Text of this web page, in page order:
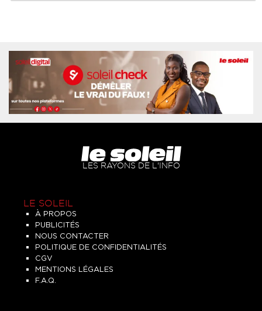
LES RAYONS DE L'INFO
LE SOLEIL
À PROPOS
PUBLICITÉS
NOUS CONTACTER
POLITIQUE DE CONFIDENTIALITÉS
CGV
MENTIONS LÉGALES
F.A.Q.